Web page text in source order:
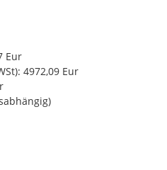
Eur
4972,09 Eur